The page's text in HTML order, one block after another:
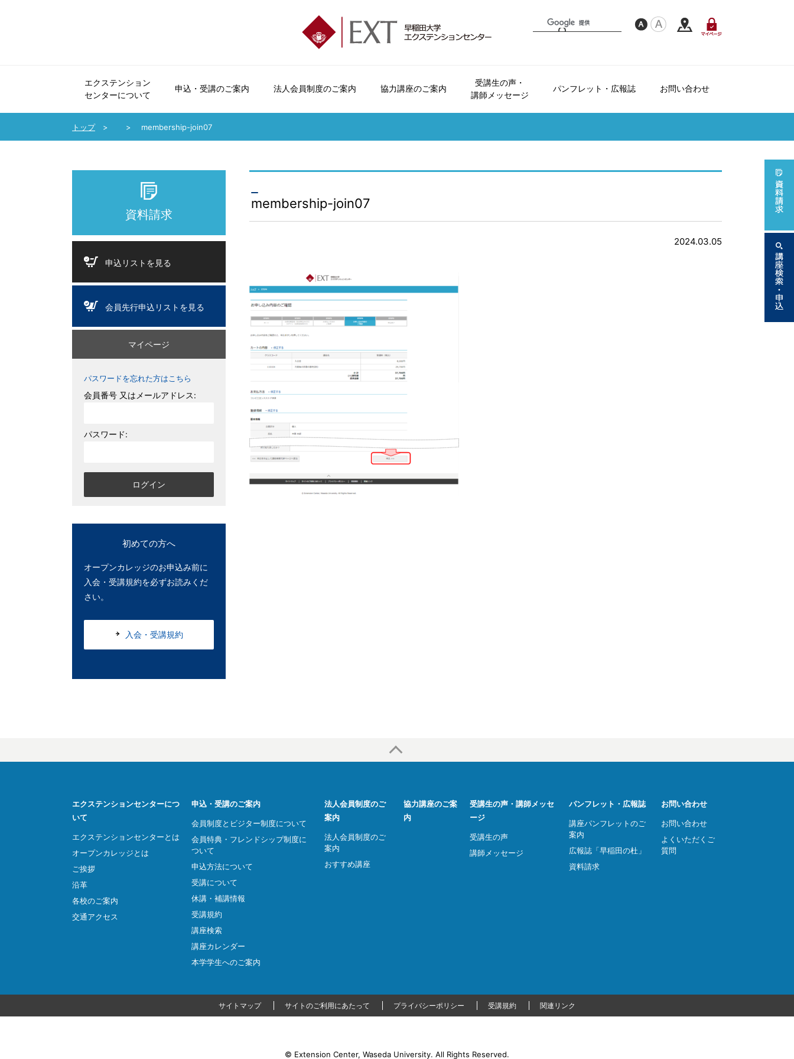
エクステンション
センターについて
オープンカレッジとは
各校のご案内
申込・受講のご案内
申込方法について
受講について
本学学生へのご案内
法人会員制度のご案内
おすすめ講座
協力講座のご案内
受講生の声・
講師メッセージ
講師メッセージ
パンフレット・広報誌
広報誌「早稲田の杜」
お問い合わせ
よくいただくご質問
トップ membership-join07
membership-join07
2024.03.05
資料請求
申込リストを見る
会員先行申込リストを見る
マイページ
パスワードを忘れた方はこちら
会員番号 又はメールアドレス:
パスワード:
初めての方へ
オープンカレッジのお申込み前に
入会・受講規約を必ずお読みくだ
さい。
入会・受講規約
エクステンションセンターにつ
いて
エクステンションセンターとは
オープンカレッジとは
ご挨拶
沿革
各校のご案内
交通アクセス
申込・受講のご案内
会員制度とビジター制度について
会員特典・フレンドシップ制度に
ついて
申込方法について
受講について
休講・補講情報
受講規約
講座検索
講座カレンダー
本学学生へのご案内
法人会員制度のご
案内
法人会員制度のご
案内
おすすめ講座
協力講座のご案
内
受講生の声・講師メッセ
ージ
受講生の声
講師メッセージ
パンフレット・広報誌
講座パンフレットのご
案内
広報誌「早稲田の杜」
資料請求
お問い合わせ
お問い合わせ
よくいただくご
質問
サイトマップ サイトのご利用にあたって プライバシーポリシー 受講規約 関連リンク
© Extension Center, Waseda University. All Rights Reserved.